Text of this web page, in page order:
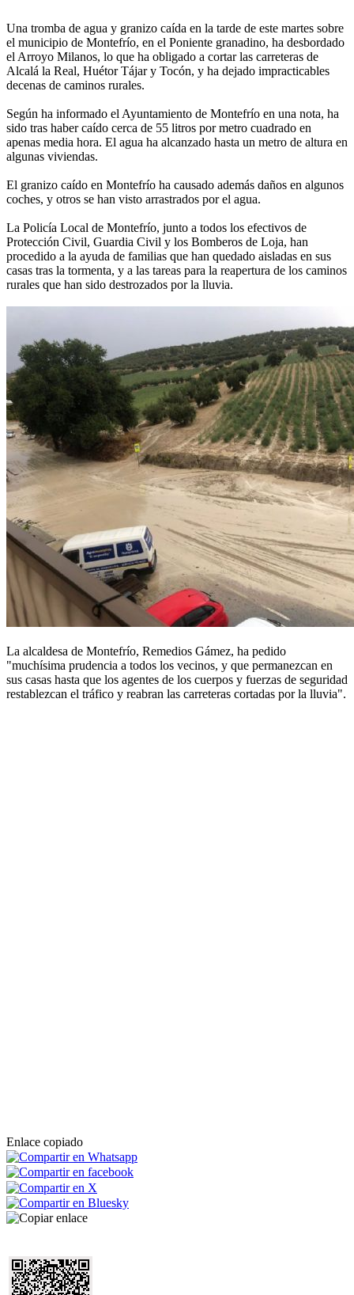
Una tromba de agua y granizo caída en la tarde de este martes sobre
el municipio de Montefrío, en el Poniente granadino, ha desbordado
el Arroyo Milanos, lo que ha obligado a cortar las carreteras de
Alcalá la Real, Huétor Tájar y Tocón, y ha dejado impracticables
decenas de caminos rurales.
Según ha informado el Ayuntamiento de Montefrío en una nota, ha
sido tras haber caído cerca de 55 litros por metro cuadrado en
apenas media hora. El agua ha alcanzado hasta un metro de altura en
algunas viviendas.
El granizo caído en Montefrío ha causado además daños en algunos
coches, y otros se han visto arrastrados por el agua.
La Policía Local de Montefrío, junto a todos los efectivos de
Protección Civil, Guardia Civil y los Bomberos de Loja, han
procedido a la ayuda de familias que han quedado aisladas en sus
casas tras la tormenta, y a las tareas para la reapertura de los caminos
rurales que han sido destrozados por la lluvia.
La alcaldesa de Montefrío, Remedios Gámez, ha pedido
"muchísima prudencia a todos los vecinos, y que permanezcan en
sus casas hasta que los agentes de los cuerpos y fuerzas de seguridad
restablezcan el tráfico y reabran las carreteras cortadas por la lluvia".
Enlace copiado